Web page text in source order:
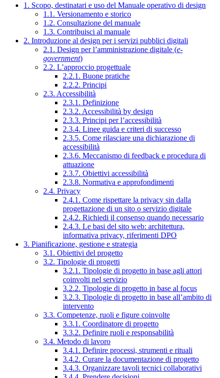
1. Scopo, destinatari e uso del Manuale operativo di design
1.1. Versionamento e storico
1.2. Consultazione del manuale
1.3. Contribuisci al manuale
2. Introduzione al design per i servizi pubblici digitali
2.1. Design per l’amministrazione digitale (e-
government)
2.2. L’approccio progettuale
2.2.1. Buone pratiche
2.2.2. Principi
2.3. Accessibilità
2.3.1. Definizione
2.3.2. Accessibilità by design
2.3.3. Principi per l’accessibilità
2.3.4. Linee guida e criteri di successo
2.3.5. Come rilasciare una dichiarazione di
accessibilità
2.3.6. Meccanismo di feedback e procedura di
attuazione
2.3.7. Obiettivi accessibilità
2.3.8. Normativa e approfondimenti
2.4. Privacy
2.4.1. Come rispettare la privacy sin dalla
progettazione di un sito o servizio digitale
2.4.2. Richiedi il consenso quando necessario
2.4.3. Le basi del sito web: architettura,
informativa privacy, riferimenti DPO
3. Pianificazione, gestione e strategia
3.1. Obiettivi del progetto
3.2. Tipologie di progetti
3.2.1. Tipologie di progetto in base agli attori
coinvolti nel servizio
3.2.2. Tipologie di progetto in base al focus
3.2.3. Tipologie di progetto in base all’ambito di
intervento
3.3. Competenze, ruoli e figure coinvolte
3.3.1. Coordinatore di progetto
3.3.2. Definire ruoli e responsabilità
3.4. Metodo di lavoro
3.4.1. Definire processi, strumenti e rituali
3.4.2. Curare la documentazione di progetto
3.4.3. Organizzare tavoli tecnici collaborativi